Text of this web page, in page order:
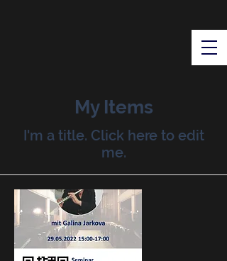
My Items
I'm a title. ​Click here to edit
me.